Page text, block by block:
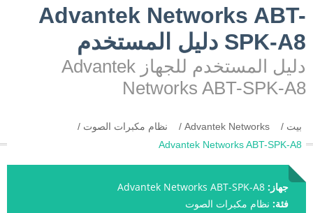
Advantek Networks ABT-
SPK-A8 دليل المستخدم
دليل المستخدم للجهاز Advantek
Networks ABT-SPK-A8
بيت Advantek Networks
نظام مكبرات الصوت
Advantek Networks ABT-SPK-A8
جهاز:
فئة: نظام مكبرات الصوت